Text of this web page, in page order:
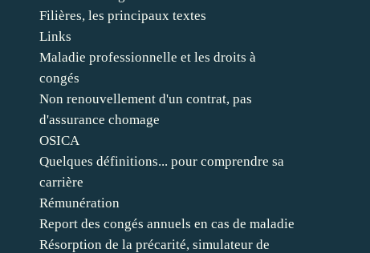
Filières, les principaux textes
Links
Maladie professionnelle et les droits à
congés
Non renouvellement d'un contrat, pas
d'assurance chomage
OSICA
Quelques définitions... pour comprendre sa
carrière
Rémunération
Report des congés annuels en cas de maladie
Résorption de la précarité, simulateur de